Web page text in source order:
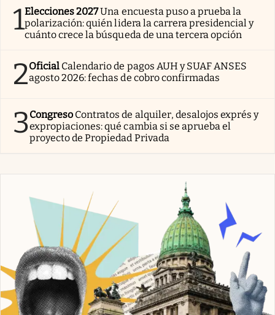
1Elecciones 2027Una encuesta puso a prueba la
polarización: quién lidera la carrera presidencial y
cuánto crece la búsqueda de una tercera opción
2Oficial Calendario de pagos AUH y SUAF ANSES
agosto 2026: fechas de cobro confirmadas
3Congreso Contratos de alquiler, desalojos exprés y
expropiaciones: qué cambia si se aprueba el
proyecto de Propiedad Privada